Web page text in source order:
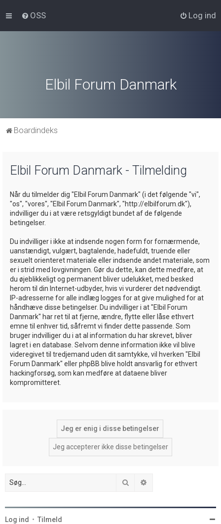
OSS Log ind
Elbil Forum Danmark
Boardindeks
Elbil Forum Danmark - Tilmelding
Når du tilmelder dig "Elbil Forum Danmark" (i det følgende "vi",
"os", "vores", "Elbil Forum Danmark", "http://elbilforum.dk"),
indvilliger du i at være retsgyldigt bundet af de følgende
betingelser.
Du indvilliger i ikke at indsende nogen form for fornærmende,
uanstændigt, vulgært, bagtalende, hadefuldt, truende eller
sexuelt orienteret materiale eller indsende andet materiale, som
er i strid med lovgivningen. Gør du dette, kan dette medføre, at
du øjeblikkeligt og permanent bliver udelukket, med besked
herom til din Internet-udbyder, hvis vi vurderer det nødvendigt.
IP-adresserne for alle indlæg logges for at give mulighed for at
håndhæve disse betingelser. Du indvilliger i at "Elbil Forum
Danmark" har ret til at fjerne, ændre, flytte eller låse ethvert
emne til enhver tid, såfremt vi finder dette passende. Som
bruger indvilliger du i at al information du har skrevet, bliver
lagret i en database. Selvom denne information ikke vil blive
videregivet til tredjemand uden dit samtykke, vil hverken "Elbil
Forum Danmark" eller phpBB blive holdt ansvarlig for ethvert
hackingforsøg, som kan medføre at dataene bliver
kompromitteret.
Søg
Log ind • Tilmeld